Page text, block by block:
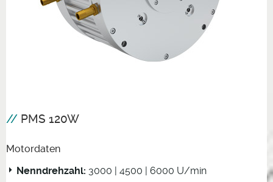
PMS 120W
Motordaten
Nenndrehzahl: 3000 | 4500 | 6000 U/min